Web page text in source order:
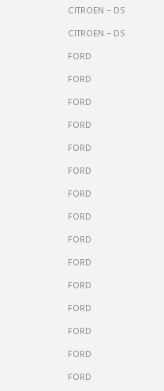
CITROEN – DS
CITROEN – DS
FORD
FORD
FORD
FORD
FORD
FORD
FORD
FORD
FORD
FORD
FORD
FORD
FORD
FORD
FORD